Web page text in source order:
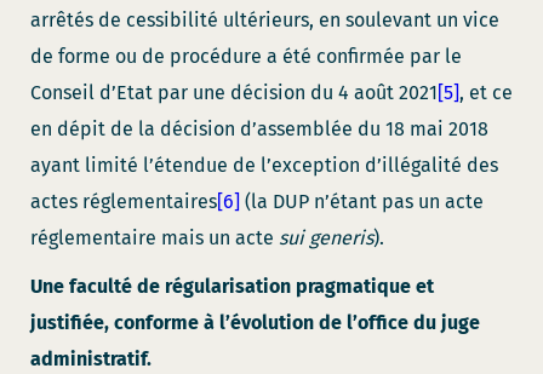
arrêtés de cessibilité ultérieurs, en soulevant un vice
de forme ou de procédure a été confirmée par le
Conseil d’Etat par une décision du 4 août 2021[5], et ce
en dépit de la décision d’assemblée du 18 mai 2018
ayant limité l’étendue de l’exception d’illégalité des
actes réglementaires[6] (la DUP n’étant pas un acte
réglementaire mais un acte sui generis).
Une faculté de régularisation pragmatique et
justifiée, conforme à l’évolution de l’office du juge
administratif.